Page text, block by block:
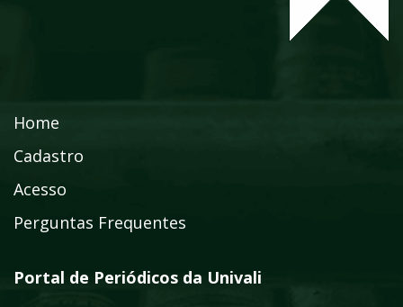
Home
Cadastro
Acesso
Perguntas Frequentes
Portal de Periódicos da Univali